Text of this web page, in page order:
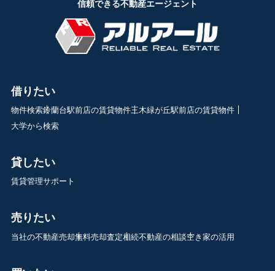
信頼できる不動産エージェント
借りたい
物件検索鈴蘭台駅前店の賃貸物件三木緑が丘駅前店の賃貸物件
大学から検索
貸したい
賃貸管理サポート
売りたい
当社の不動産売却無料売却査定相続不動産の相談空き家の活用